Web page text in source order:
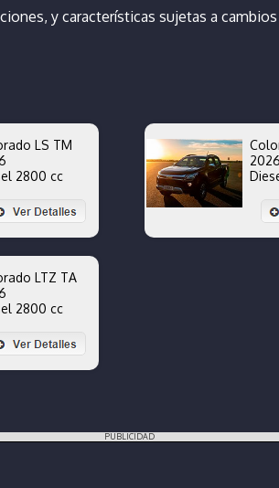
y características sujetas a
LS TM
2800 cc
2026
LTZ TA
2800 cc
PUBLICIDAD